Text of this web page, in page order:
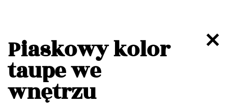
Piaskowy kolor
taupe we
wnętrzu